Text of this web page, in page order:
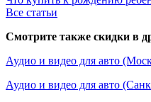
Все статьи
Смотрите также скидки в
Аудио и видео для авто
Аудио и видео для авто